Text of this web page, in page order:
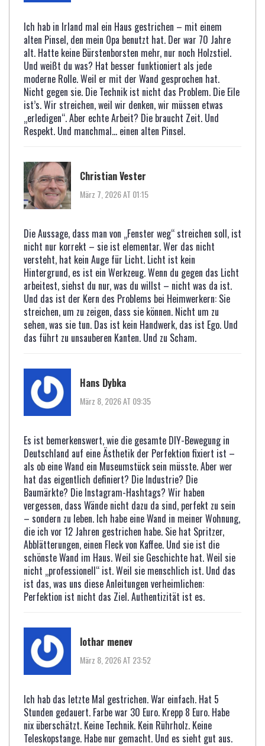
Ich hab in Irland mal ein Haus gestrichen – mit einem
alten Pinsel, den mein Opa benutzt hat. Der war 70 Jahre
alt. Hatte keine Bürstenborsten mehr, nur noch Holzstiel.
Und weißt du was? Hat besser funktioniert als jede
moderne Rolle. Weil er mit der Wand gesprochen hat.
Nicht gegen sie. Die Technik ist nicht das Problem. Die Eile
ist’s. Wir streichen, weil wir denken, wir müssen etwas
„erledigen“. Aber echte Arbeit? Die braucht Zeit. Und
Respekt. Und manchmal… einen alten Pinsel.
Christian Vester
März 7, 2026 AT 01:15
Die Aussage, dass man von „Fenster weg“ streichen soll, ist
nicht nur korrekt – sie ist elementar. Wer das nicht
versteht, hat kein Auge für Licht. Licht ist kein
Hintergrund, es ist ein Werkzeug. Wenn du gegen das Licht
arbeitest, siehst du nur, was du willst – nicht was da ist.
Und das ist der Kern des Problems bei Heimwerkern: Sie
streichen, um zu zeigen, dass sie können. Nicht um zu
sehen, was sie tun. Das ist kein Handwerk, das ist Ego. Und
das führt zu unsauberen Kanten. Und zu Scham.
Hans Dybka
März 8, 2026 AT 09:35
Es ist bemerkenswert, wie die gesamte DIY-Bewegung in
Deutschland auf eine Ästhetik der Perfektion fixiert ist –
als ob eine Wand ein Museumstück sein müsste. Aber wer
hat das eigentlich definiert? Die Industrie? Die
Baumärkte? Die Instagram-Hashtags? Wir haben
vergessen, dass Wände nicht dazu da sind, perfekt zu sein
– sondern zu leben. Ich habe eine Wand in meiner Wohnung,
die ich vor 12 Jahren gestrichen habe. Sie hat Spritzer,
Abblätterungen, einen Fleck von Kaffee. Und sie ist die
schönste Wand im Haus. Weil sie Geschichte hat. Weil sie
nicht „professionell“ ist. Weil sie menschlich ist. Und das
ist das, was uns diese Anleitungen verheimlichen:
Perfektion ist nicht das Ziel. Authentizität ist es.
lothar menev
März 8, 2026 AT 23:52
Ich hab das letzte Mal gestrichen. War einfach. Hat 5
Stunden gedauert. Farbe war 30 Euro. Krepp 8 Euro. Habe
nix überschätzt. Keine Technik. Kein Rührholz. Keine
Teleskopstange. Habe nur gemacht. Und es sieht gut aus.